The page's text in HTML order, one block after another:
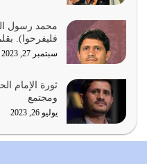
بحبل الله جميعاً وليس
يوليو 22, 2026
يشاء ويذل من يشاء
يوليو 21, 2026
{إِنَّ الدِّينَ عِنْدَ اللَّهِ
محمد رسول
فليفرحوا).
سبتمبر 27, 2023
ثورة الإمام
ومجتمع
يوليو 26, 2023